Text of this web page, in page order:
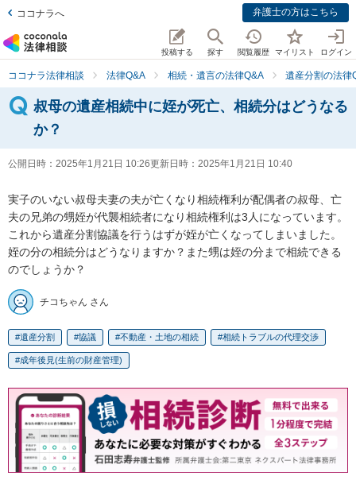
ココナラへ 弁護士の方はこちら
投稿する 探す 閲覧履歴 マイリスト ログイン
ココナラ法律相談 法律Q&A 相続・遺言の法律Q&A 遺産分割の法律
叔母の遺産相続中に姪が死亡、相続分はどうなる
か？
公開日時： 2025年1月21日 10:26更新日時： 2025年1月21日 10:40
実子のいない叔母夫妻の夫が亡くなり相続権利が配偶者の叔母、亡
夫の兄弟の甥姪が代襲相続者になり相続権利は3人になっています。
これから遺産分割協議を行うはずが姪が亡くなってしまいました。
姪の分の相続分はどうなりますか？また甥は姪の分まで相続できる
のでしょうか？
チコちゃん さん
遺産分割 協議 不動産・土地の相続 相続トラブルの代理交渉
成年後見(生前の財産管理)